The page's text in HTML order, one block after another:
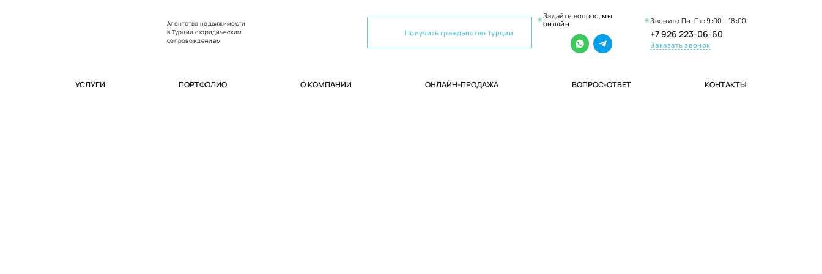
Агентство недвижимости
в Турции с юридическим
сопровождением
Получить гражданство Турции
Задайте вопрос,мы
онлайн
Звоните Пн-Пт: 9:00 - 18:00
+7 926 223-06-60
Заказать звонок
УСЛУГИ ПОРТФОЛИО О КОМПАНИИ ОНЛАЙН-ПРОДАЖА ВОПРОС-ОТВЕТ КОНТАКТЫ